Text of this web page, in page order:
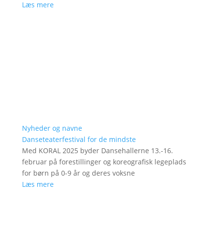
Læs mere
Nyheder og navne
Danseteaterfestival for de mindste
Med KORAL 2025 byder Dansehallerne 13.-16.
februar på forestillinger og koreografisk legeplads
for børn på 0-9 år og deres voksne
Læs mere